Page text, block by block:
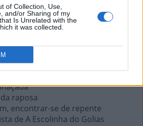
of Collection, Use,
and/or Sharing of my
Is Unrelated with the
it was collected.
quebra-cabeça:
são exemplos de __
Medeia em Gota D'Água
Nordeste do Brasil, sariguê
soa como a planta do palmito
se gravam filmes
raposa
encontrar-se de repente
de A Escolinha do Golias